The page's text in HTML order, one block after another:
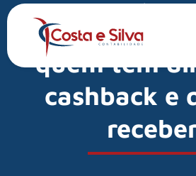
Mercado
Reforma
quem tem
cashback e